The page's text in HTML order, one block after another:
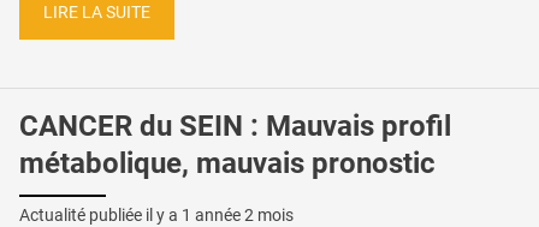
LIRE LA SUITE
CANCER du SEIN : Mauvais profil
métabolique, mauvais pronostic
Actualité publiée il y a 1 année 2 mois